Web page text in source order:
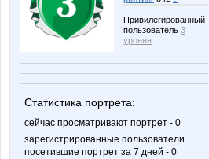
Привилегированный
пользователь 3
уровня
Статистика портрета:
сейчас просматривают портрет - 0
зарегистрированные пользователи
посетившие портрет за 7 дней - 0